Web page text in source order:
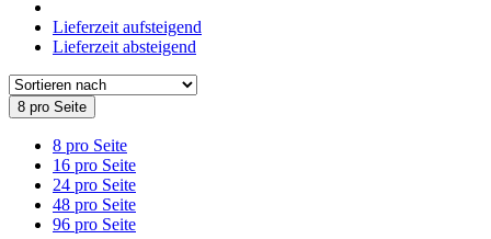
Lieferzeit aufsteigend
Lieferzeit absteigend
8 pro Seite
8 pro Seite
16 pro Seite
24 pro Seite
48 pro Seite
96 pro Seite